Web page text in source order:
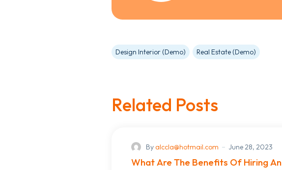
Design Interior (Demo) Real Estate (Demo)
Related Posts
By alccla@hotmail.com June 28, 2023
What Are The Benefits Of Hiring An